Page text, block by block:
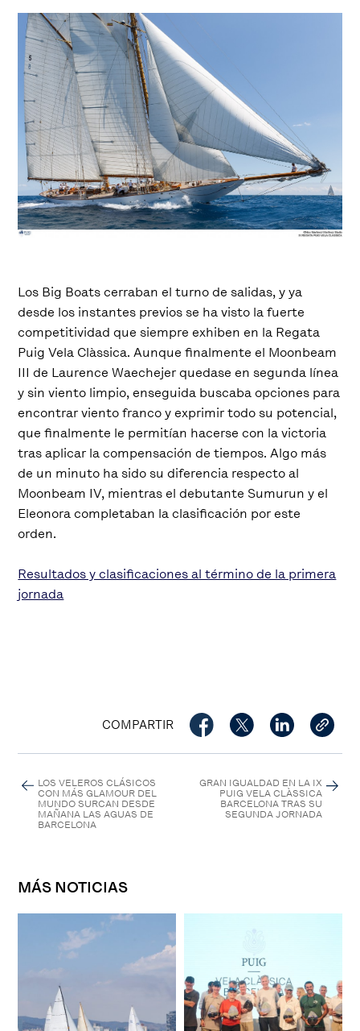
Los Big Boats cerraban el turno de salidas, y ya
desde los instantes previos se ha visto la fuerte
competitividad que siempre exhiben en la Regata
Puig Vela Clàssica. Aunque finalmente el Moonbeam
III de Laurence Waechejer quedase en segunda línea
y sin viento limpio, enseguida buscaba opciones para
encontrar viento franco y exprimir todo su potencial,
que finalmente le permitían hacerse con la victoria
tras aplicar la compensación de tiempos. Algo más
de un minuto ha sido su diferencia respecto al
Moonbeam IV, mientras el debutante Sumurun y el
Eleonora completaban la clasificación por este
orden.
Resultados y clasificaciones al término de la primera
jornada
COMPARTIR
LOS VELEROS CLÁSICOS
CON MÁS GLAMOUR DEL
MUNDO SURCAN DESDE
MAÑANA LAS AGUAS DE
BARCELONA
GRAN IGUALDAD EN LA IX
PUIG VELA CLÀSSICA
BARCELONA TRAS SU
SEGUNDA JORNADA
MÁS NOTICIAS